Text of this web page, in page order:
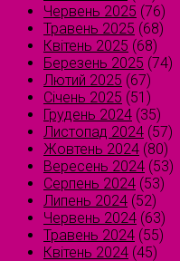
Червень 2025 (76)
Травень 2025 (68)
Квітень 2025 (68)
Березень 2025 (74)
Лютий 2025 (67)
Січень 2025 (51)
Грудень 2024 (35)
Листопад 2024 (57)
Жовтень 2024 (80)
Вересень 2024 (53)
Серпень 2024 (53)
Липень 2024 (52)
Червень 2024 (63)
Травень 2024 (55)
Квітень 2024 (45)